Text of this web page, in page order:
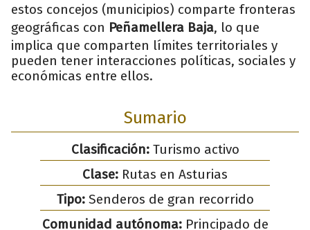
estos concejos (municipios) comparte fronteras
geográficas con Peñamellera Baja, lo que
implica que comparten límites territoriales y
pueden tener interacciones políticas, sociales y
económicas entre ellos.
Sumario
Clasificación:Turismo activo
Clase: Rutas en Asturias
Tipo:Senderos de gran recorrido
Comunidad autónoma:Principado de